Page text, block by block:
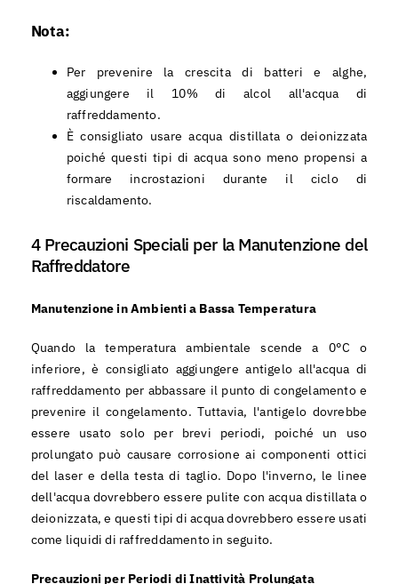
Nota:
Per prevenire la crescita di batteri e alghe,
aggiungere il 10% di alcol all'acqua di
raffreddamento.
È consigliato usare acqua distillata o deionizzata
poiché questi tipi di acqua sono meno propensi a
formare incrostazioni durante il ciclo di
riscaldamento.
4 Precauzioni Speciali per la Manutenzione del
Raffreddatore
Manutenzione in Ambienti a Bassa Temperatura
Quando la temperatura ambientale scende a 0°C o
inferiore, è consigliato aggiungere antigelo all'acqua di
raffreddamento per abbassare il punto di congelamento e
prevenire il congelamento. Tuttavia, l'antigelo dovrebbe
essere usato solo per brevi periodi, poiché un uso
prolungato può causare corrosione ai componenti ottici
del laser e della testa di taglio. Dopo l'inverno, le linee
dell'acqua dovrebbero essere pulite con acqua distillata o
deionizzata, e questi tipi di acqua dovrebbero essere usati
come liquidi di raffreddamento in seguito.
Precauzioni per Periodi di Inattività Prolungata